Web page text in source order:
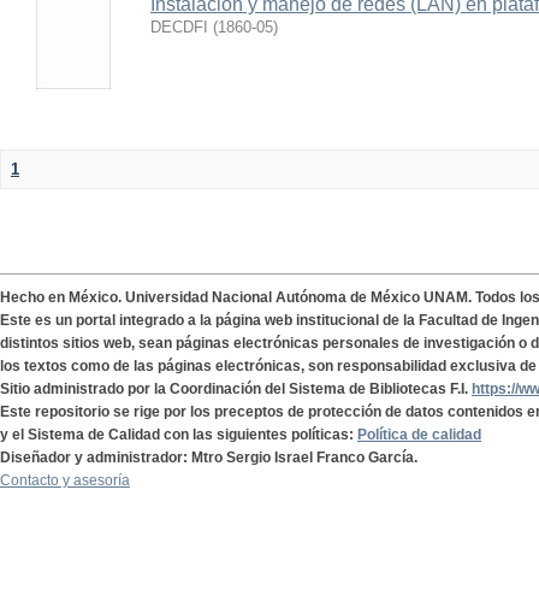
Instalación y manejo de redes (LAN) en
DECDFI (1860-05)
1
Hecho en México. Universidad Nacional Autónoma de México UNAM. Todos
Este es un portal integrado a la página web institucional de la Facultad de
distintos sitios web, sean páginas electrónicas personales de investigación o
los textos como de las páginas electrónicas, son responsabilidad exclusiva
Sitio administrado por la Coordinación del Sistema de Bibliotecas F.I. https://
Este repositorio se rige por los preceptos de protección de datos contenidos
y el Sistema de Calidad con las siguientes políticas: Política de calidad
Diseñador y administrador: Mtro Sergio Israel Franco García.
Contacto y asesoría